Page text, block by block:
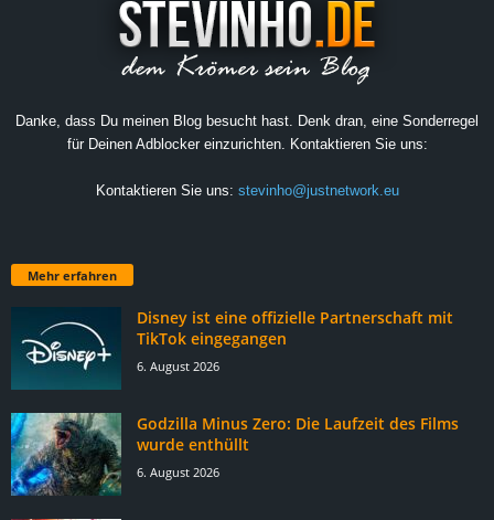
Danke, dass Du meinen Blog besucht hast. Denk dran, eine Sonderregel
für Deinen Adblocker einzurichten. Kontaktieren Sie uns:
Kontaktieren Sie uns: stevinho@justnetwork.eu
Mehr erfahren
Disney ist eine offizielle Partnerschaft mit
TikTok eingegangen
6. August 2026
Godzilla Minus Zero: Die Laufzeit des Films
wurde enthüllt
6. August 2026